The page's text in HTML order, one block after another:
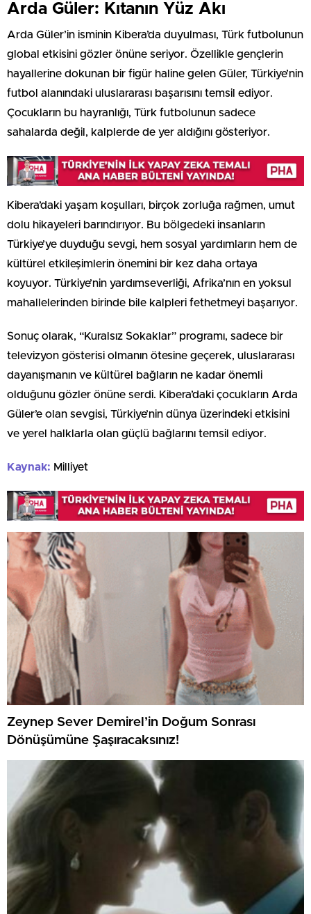
Arda Güler: Kıtanın Yüz Akı
Arda Güler’in isminin Kibera’da duyulması, Türk futbolunun
global etkisini gözler önüne seriyor. Özellikle gençlerin
hayallerine dokunan bir figür haline gelen Güler, Türkiye’nin
futbol alanındaki uluslararası başarısını temsil ediyor.
Çocukların bu hayranlığı, Türk futbolunun sadece
sahalarda değil, kalplerde de yer aldığını gösteriyor.
Kibera’daki yaşam koşulları, birçok zorluğa rağmen, umut
dolu hikayeleri barındırıyor. Bu bölgedeki insanların
Türkiye’ye duyduğu sevgi, hem sosyal yardımların hem de
kültürel etkileşimlerin önemini bir kez daha ortaya
koyuyor. Türkiye’nin yardımseverliği, Afrika’nın en yoksul
mahallelerinden birinde bile kalpleri fethetmeyi başarıyor.
Sonuç olarak, “Kuralsız Sokaklar” programı, sadece bir
televizyon gösterisi olmanın ötesine geçerek, uluslararası
dayanışmanın ve kültürel bağların ne kadar önemli
olduğunu gözler önüne serdi. Kibera’daki çocukların Arda
Güler’e olan sevgisi, Türkiye’nin dünya üzerindeki etkisini
ve yerel halklarla olan güçlü bağlarını temsil ediyor.
Kaynak: Milliyet
Zeynep Sever Demirel’in Doğum Sonrası
Dönüşümüne Şaşıracaksınız!